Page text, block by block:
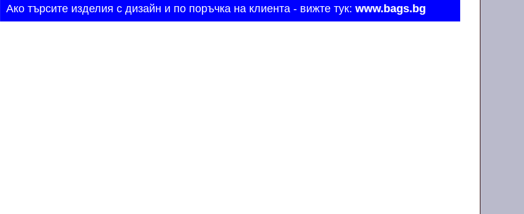
Ако търсите изделия с дизайн и по поръчка на клиента - вижте тук:www.bags.bg